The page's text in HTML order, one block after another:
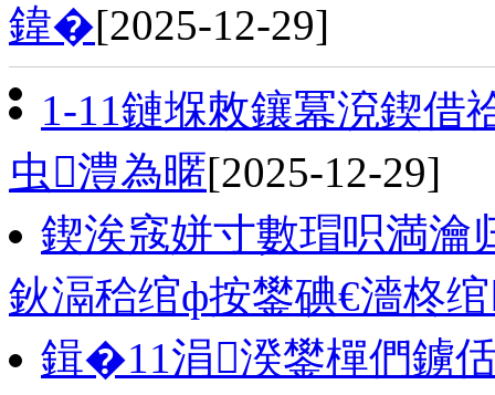
鍏�[2025-12-29]
1-11鏈堢敇鑲冪渷鍥借
虫澧為暱[2025-12-29]
鍥涘窛姘寸數瑁呮満
鈥滆秴绾ф按鐢碘€濇柊
鍓�11涓湀鐢樿們鐪